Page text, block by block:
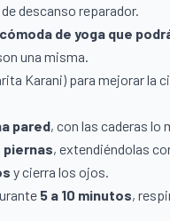
descanso reparador.
de yoga que
una misma.
Karani) para mejorar la
pared, con las caderas lo
piernas, extendiéndolas
y cierra los ojos.
5 a 10 minutos,